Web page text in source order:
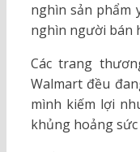
nghìn sản phẩm
nghìn người bán
Các trang
Walmart đều
mình kiếm lợi
khủng hoảng